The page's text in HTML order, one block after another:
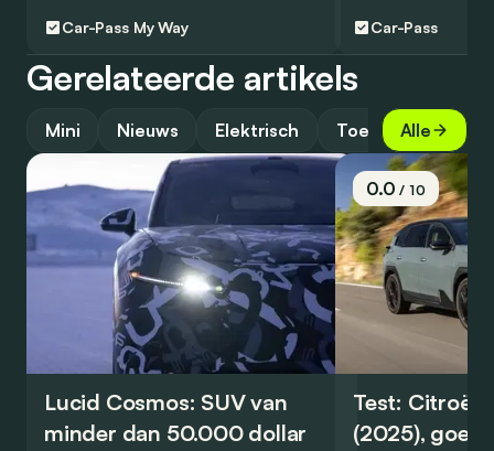
Car-Pass My Way Car-Pass
Gerelateerde artikels
Mini Nieuws Elektrisch Toekomst
Alle
Lucid Cosmos: SUV van
minder dan 50.000 dollar
0.0/ 10
Test: Citroën
(2025), goed